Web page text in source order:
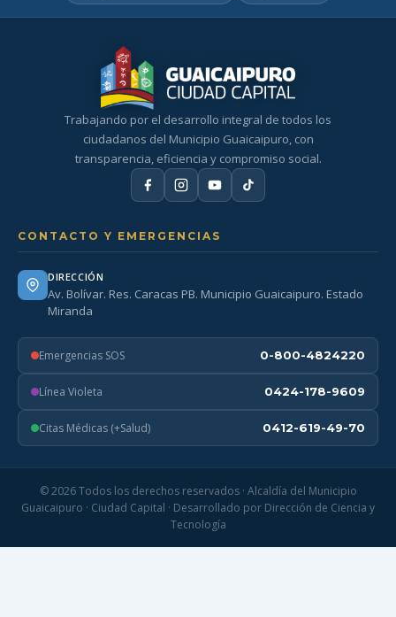
Trabajando por el desarrollo integral de todos los
ciudadanos del Municipio Guaicaipuro, con
transparencia, eficiencia y compromiso social.
CONTACTO Y EMERGENCIAS
DIRECCIÓN
Av. Bolívar. Res. Caracas PB. Municipio Guaicaipuro. Estado
Miranda
Emergencias SOS 0-800-4824220
Línea Violeta 0424-178-9609
Citas Médicas (+Salud) 0412-619-49-70
© 2026 Todos los derechos reservados · Alcaldía del Municipio
Guaicaipuro · Ciudad Capital · Desarrollado por Dirección de Ciencia y
Tecnología